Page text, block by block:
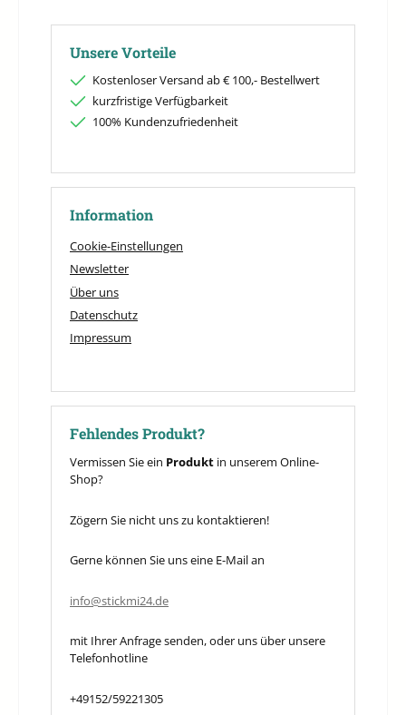
Unsere Vorteile
Kostenloser Versand ab € 100,- Bestellwert
kurzfristige Verfügbarkeit
100% Kundenzufriedenheit
Information
Cookie-Einstellungen
Newsletter
Über uns
Datenschutz
Impressum
Fehlendes Produkt?
Vermissen Sie ein Produkt in unserem Online-
Shop?
Zögern Sie nicht uns zu kontaktieren!
Gerne können Sie uns eine E-Mail an
info@stickmi24.de
mit Ihrer Anfrage senden, oder uns über unsere
Telefonhotline
+49152/59221305